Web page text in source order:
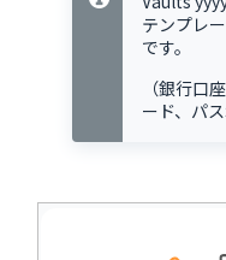
テンプレ
です。
（銀行口
ード、パ